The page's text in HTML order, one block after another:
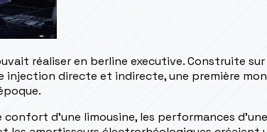
réaliser en berline executive. Construite
directe et indirecte, une première
confort d'une limousine, les performances